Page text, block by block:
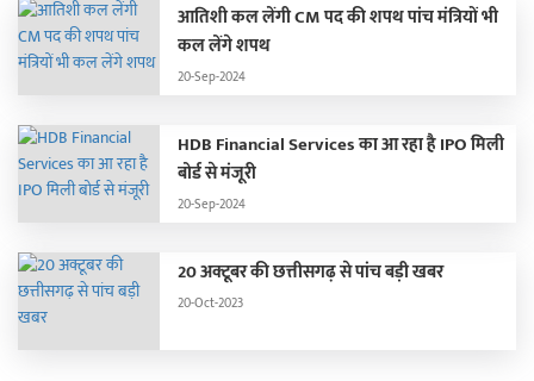
आतिशी कल लेंगी CM पद की शपथ पांच मंत्रियों भी
कल लेंगे शपथ
20-Sep-2024
HDB Financial Services का आ रहा है IPO मिली
बोर्ड से मंजूरी
20-Sep-2024
20 अक्टूबर की छत्तीसगढ़ से पांच बड़ी खबर
20-Oct-2023